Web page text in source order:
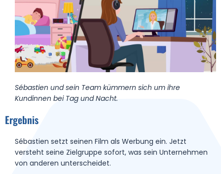
Sébastien und sein Team kümmern sich um ihre
Kundinnen bei Tag und Nacht.
Ergebnis
Sébastien setzt seinen Film als Werbung ein. Jetzt
versteht seine Zielgruppe sofort, was sein Unternehmen
von anderen unterscheidet.